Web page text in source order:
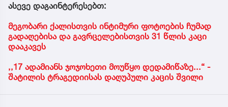
ასევე დაგაინტერესებთ:
მეგობარი ქალისთვის ინტიმური ფოტოების ჩუმად
გადაღებისა და გავრცელებისთვის 31 წლის კაცი
დააკავეს
,,17 ადამიანს ჯოჯოხეთი მოუწყო დედამიწაზე...“ -
შატილის ტრაგედიისას დაღუპული კაცის შვილი